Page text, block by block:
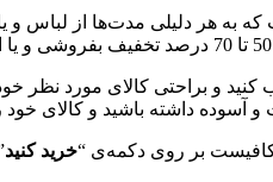
هر دلیلی مدت‌ها از لباس و
کنید و براحتی کالای مورد نظر
آسوده داشته باشید و کالای خود
کافیست بر روی دکمه‌ی “خرید کنید